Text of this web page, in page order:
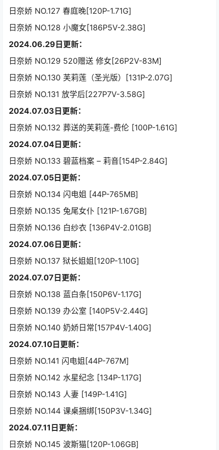
日奈娇 NO.127 春庭晚[120P-1.71G]
日奈娇 NO.128 小魔女[186P5V-2.38G]
2024.06.29日更新：
日奈娇 NO.129 520赠送 修女[26P2V-83M]
日奈娇 NO.130 芙莉莲（圣光版）[131P-2.07G]
日奈娇 NO.131 放学后[227P7V-3.58G]
2024.07.03日更新：
日奈娇 NO.132 葬送的芙莉莲-费伦 [100P-1.61G]
2024.07.04日更新：
日奈娇 NO.133 碧蓝档案 – 莉音[154P-2.84G]
2024.07.05日更新：
日奈娇 NO.134 闪电姐 [44P-765MB]
日奈娇 NO.135 兔尾女仆 [121P-1.67GB]
日奈娇 NO.136 白纱衣 [136P4V-2.01GB]
2024.07.06日更新：
日奈娇 NO.137 狱长姐姐[120P-1.10G]
2024.07.07日更新：
日奈娇 NO.138 蓝白条[150P6V-1.17G]
日奈娇 NO.139 办公室 [140P5V-2.44G]
日奈娇 NO.140 奶娇日常[157P4V-1.40G]
2024.07.10日更新：
日奈娇 NO.141 闪电姐[44P-767M]
日奈娇 NO.142 水星纪念 [134P-1.17G]
日奈娇 NO.143 人妻 [149P-1.41G]
日奈娇 NO.144 课桌捆绑[150P3V-1.34G]
2024.07.11日更新：
日奈娇 NO.145 波斯猫[120P-1.06GB]